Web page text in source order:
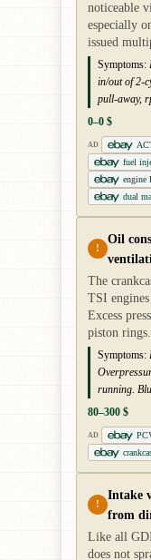
noticeable
especially
issued
Symptoms:
in/out of 2-
pull-away,
0–0 $
AD
fuel
engine
dual
!
Oil
The
TSI
Excess
piston rings.
Symptoms:
running.
80–300 $
AD
!
Intake
from
Like all
does not